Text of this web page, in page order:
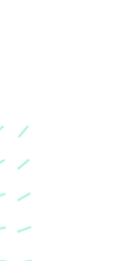
stellt